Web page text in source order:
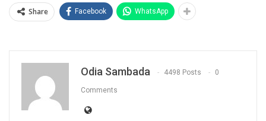
Share Facebook WhatsApp
Odia Sambada 4498 Posts 0
Comments